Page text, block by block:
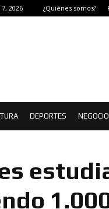
2026 ¿Quiénes somos?
DEPORTES